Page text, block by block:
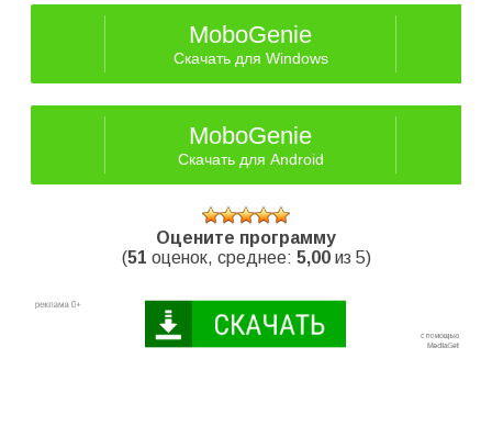
MoboGenie
Скачать для Windows
MoboGenie
Скачать для Android
Оцените программу
(51 оценок, среднее: 5,00из 5)